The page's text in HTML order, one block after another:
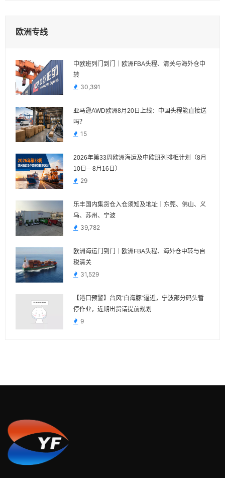
欧洲专线
中欧班列门到门｜欧洲FBA头程、清关与海外仓中
转
30,391
亚马逊AWD欧洲8月20日上线：中国头程能直接送
吗？
15
2026年第33周欧洲海运及中欧班列排柜计划（8月
10日—8月16日）
29
乐丰国内集货仓入仓须知及地址｜东莞、佛山、义
乌、苏州、宁波
39,782
欧洲海运门到门｜欧洲FBA头程、海外仓中转与自
税清关
31,529
【港口预警】台风“白海豚”逼近，宁波部分码头暂
停作业，近期出货请提前规划
9